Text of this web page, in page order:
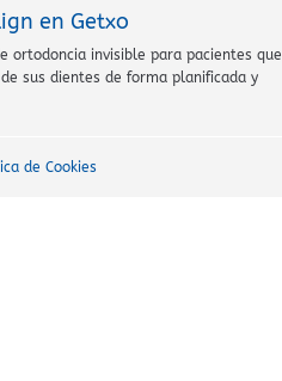
en Getxo
ortodoncia invisible para pacientes que
sus dientes de forma planificada y
de Cookies